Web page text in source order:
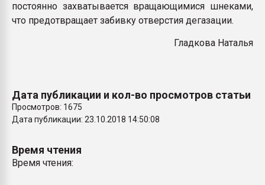
постоянно захватывается вращающимися шнеками,
что предотвращает забивку отверстия дегазации.
Гладкова Наталья
Дата публикации и кол-во просмотров статьи
Просмотров: 1675
Дата публикации: 23.10.2018 14:50:08
Время чтения
Время чтения: